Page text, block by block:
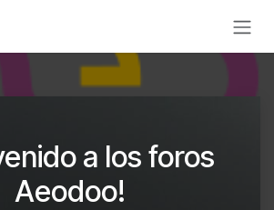
a los foros
Aeodoo!